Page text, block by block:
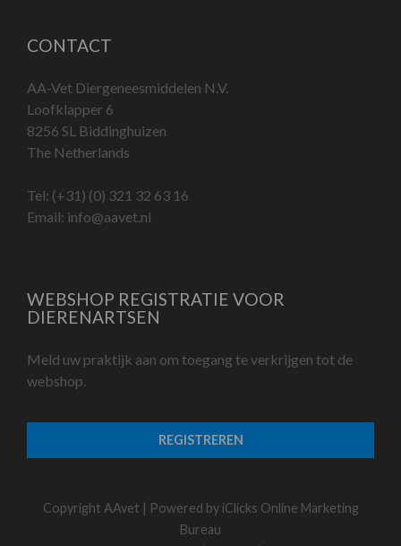
CONTACT
AA-Vet Diergeneesmiddelen N.V.
Loofklapper 6
8256 SL Biddinghuizen
The Netherlands
Tel: (+31) (0) 321 32 63 16
Email: info@aavet.nl
WEBSHOP REGISTRATIE VOOR
DIERENARTSEN
Meld uw praktijk aan om toegang te verkrijgen tot de
webshop.
REGISTREREN
Copyright AAvet | Powered by iClicks Online Marketing
Bureau